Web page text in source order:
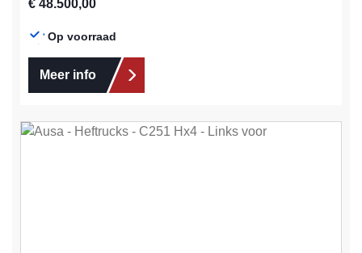
€ 48.500,00
Op voorraad
Meer info